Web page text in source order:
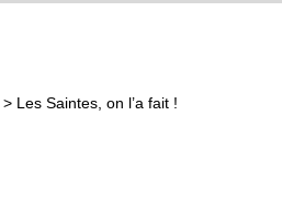
> Les Saintes, on l’a fait !